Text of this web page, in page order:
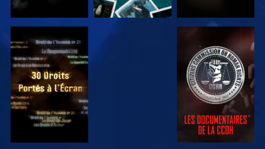
REGARDER REGARDER